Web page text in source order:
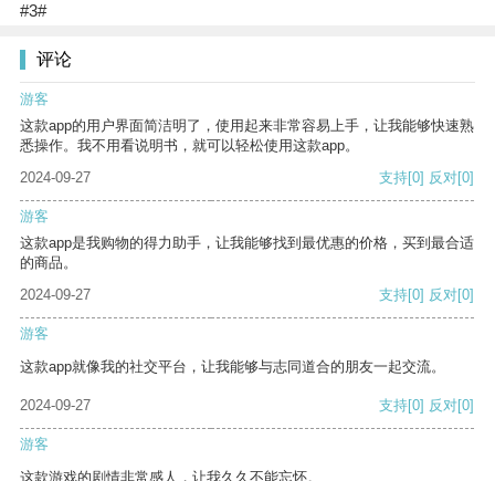
#3#
评论
游客
这款app的用户界面简洁明了，使用起来非常容易上手，让我能够快速熟
悉操作。我不用看说明书，就可以轻松使用这款app。
2024-09-27
支持[0] 反对[0]
游客
这款app是我购物的得力助手，让我能够找到最优惠的价格，买到最合适
的商品。
2024-09-27
支持[0] 反对[0]
游客
这款app就像我的社交平台，让我能够与志同道合的朋友一起交流。
2024-09-27 支持[0] 反对[0]
游客
这款游戏的剧情非常感人，让我久久不能忘怀。